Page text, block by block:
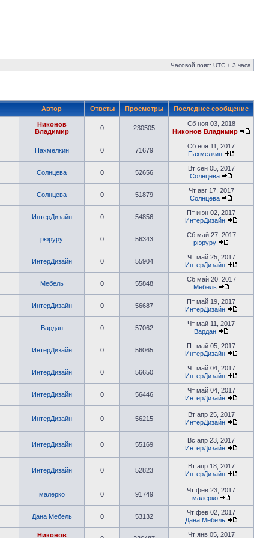
Часовой пояс: UTC + 3 часа
Автор Ответы Просмотры Последнее сообщение
Никонов
Владимир
0 230505
Сб ноя 03, 2018
Никонов Владимир
Пахмелкин 0 71679
Сб ноя 11, 2017
Пахмелкин
Солнцева 0 52656
Вт сен 05, 2017
Солнцева
Солнцева 0 51879
Чт авг 17, 2017
Солнцева
ИнтерДизайн 0 54856
Пт июн 02, 2017
ИнтерДизайн
рюруру 0 56343
Сб май 27, 2017
рюруру
ИнтерДизайн 0 55904
Чт май 25, 2017
ИнтерДизайн
Мебель 0 55848
Сб май 20, 2017
Мебель
ИнтерДизайн 0 56687
Пт май 19, 2017
ИнтерДизайн
Вардан 0 57062
Чт май 11, 2017
Вардан
ИнтерДизайн 0 56065
Пт май 05, 2017
ИнтерДизайн
ИнтерДизайн 0 56650
Чт май 04, 2017
ИнтерДизайн
ИнтерДизайн 0 56446
Чт май 04, 2017
ИнтерДизайн
ИнтерДизайн 0 56215
Вт апр 25, 2017
ИнтерДизайн
ИнтерДизайн 0 55169
Вс апр 23, 2017
ИнтерДизайн
ИнтерДизайн 0 52823
Вт апр 18, 2017
ИнтерДизайн
малерко 0 91749
Чт фев 23, 2017
малерко
Дана Мебель 0 53132
Чт фев 02, 2017
Дана Мебель
Никонов Чт янв 05, 2017